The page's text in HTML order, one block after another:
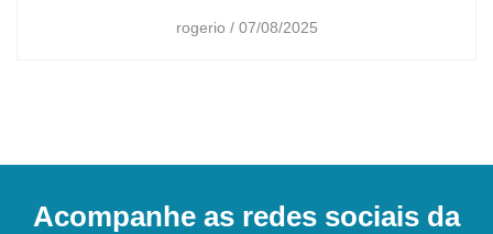
rogerio 07/08/2025
Acompanhe as redes sociais da